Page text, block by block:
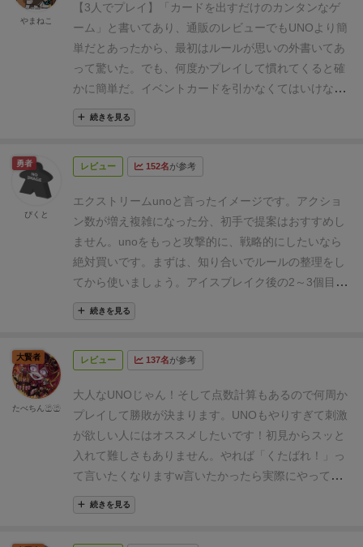
うカードが出されると、様々なイベントが起こりま
そのイベントは、例えば、「全てのプレイヤーは
右隣の人に自分の手札を全て渡す。」など、ハチャメ
チャで理不尽過ぎる意地悪な効果ばかりwww
誰か手札
を無くしたら1ラウンドが終わり、残った手札はマイ
ナス点になってしまいます。
イナス点の少ない人の勝利です(^^)
細かいルールはいくつかあるものの、基本的にやる事
はシンプルで、効果の書かれたサマリーも同梱されて
いるため、分かりやすく楽しめます＼(^^)／✨✨直接人
を指名して攻撃することもあるため、人を選ぶゲーム
かもしれませんが、攻撃！妨害！反撃！逆転！仲間同
士でワイワイ盛り上がれるカードゲームですヽ(*^^*)ノ
✨画像キャプション
【3人でプレイ】
「カードを出すだけのカンタンなゲ
ーム」と書いてあり、通販のレビューでもUNOより簡
単だとあったから、最初はルールが思いの外書いてあ
って驚いた。でも、何度かプレイして慣れてくると確
かに簡単だ。
イベントカードを引かなくてはいけない
ブラックカードというものがあって、それが割と番狂
わせで面白い。突然ゲームが終わったり、一発逆転の
ら、ゆるいイベントカードだとちょっとホッとしたり
の効果を与える相手を指名できるのも変わっている。
UNOと違って「コイツの隣はもう嫌だ！」となること
はない。逆に言うと、他のプレイヤーと結託して一人
を徹底的に叩いたり、負けが込んでいるプレイヤーと
の差を大きく広げることもできてしまう。
まぁその辺
は良識を持って遊べば、そこまで友情崩壊ゲームでは
よいだろうね。因みに「くたばれ！」カードは攻撃カ
ードではなく、引いた人がくたばるだけ（即死ではな
い）。割と平和なゲームなのかも。 残った手札が得点
となり、決まった数に達するまでラウンドを繰り返す
ので、個人の点数を記録するコインか何かがあった方
がやりやすい。
続きを見る
やまねこ
レビュー 152名が参考
エクストリームunoと言ったイメージです。
アクショ
ン数が増え複雑になった分、初手で提案はおすすめし
ません。 unoをもっと攻撃的に、戦略的にしたいなら
絶対買いです。
まずは、知り合いでルールの整理をし
てから使いましょう。
アイスブレイク後の2～3個目の
ゲームとして提案すると一気に加熱します。
的」がキーワードになりますので、ご注意ください。
続きを見る
勇者
ぴくと
レビュー 137名が参考
大人なUNOじゃん！ そして点数計算もあるので何周か
プレイして勝敗が決まります。 UNOもやりすぎて刺激
が欲しい人にはオススメしたいです！ 初見からスッと
入れて難しさもありません。 やれば「くたばれ！」っ
て言いたくなりますw言いたかったら実際にやってみ
てくださいw
続きを見る
大賢者
たべちん☃☃